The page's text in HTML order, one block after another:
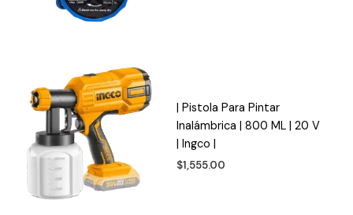
| Pistola Para Pintar
Inalámbrica | 800 ML | 20 V
| Ingco |
$1,555.00